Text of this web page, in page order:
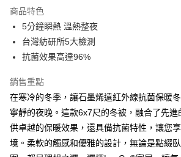
合作金庫商業銀行
華南商業銀行
上海商業儲蓄銀行
國泰世華商業銀行
匯豐（台灣）商業銀行
聯邦商業銀行
遠東國際
元大商業銀行
永豐商業
台新國際商業銀行
中國信託
台灣樂天信用卡公司
LINE Pay
Apple Pay
悠遊付
Google Pay
ATM付款
商品特色
5分鐘瞬熱 溫熱整夜
台灣紡研所5大檢測
抗菌效果高達96%
銷售重點
在寒冷的冬季，讓石墨烯遠紅外線抗菌保暖
寧靜的夜晚。這款6x7尺的冬被，融合了先
供卓越的保暖效果，還具備抗菌特性，讓您
境。柔軟的觸感和優雅的設計，無論是點綴